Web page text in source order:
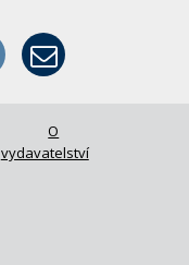
O
vydavatelství